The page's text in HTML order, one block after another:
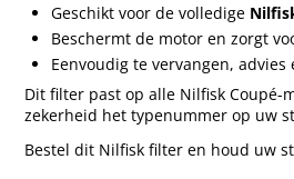
Geschikt voor de volledige
Beschermt de motor en zorgt
Eenvoudig te vervangen,
Dit filter past op alle Nilfisk Coupé-
zekerheid het typenummer op uw
Bestel dit Nilfisk filteren houd uw